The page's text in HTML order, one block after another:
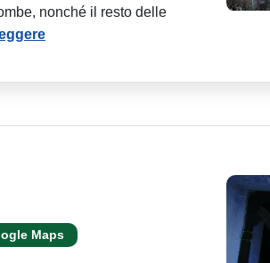
nonché il resto delle
Maps